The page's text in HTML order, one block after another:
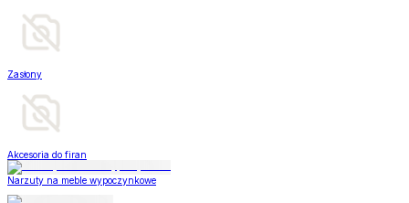
Zasłony
Akcesoria do firan
Narzuty na meble wypoczynkowe